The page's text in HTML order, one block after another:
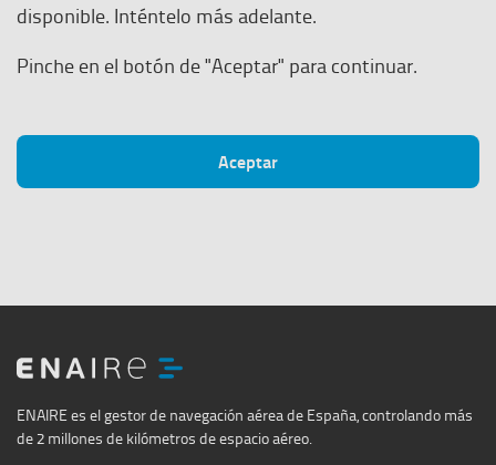
disponible. Inténtelo más adelante.
Pinche en el botón de "Aceptar" para continuar.
Aceptar
ENAIRE
ENAIRE es el gestor de navegación aérea de España, controlando más
de 2 millones de kilómetros de espacio aéreo.